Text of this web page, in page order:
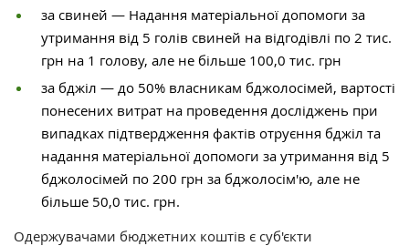
за свиней — Надання матеріальної допомоги за
утримання від 5 голів свиней на відгодівлі по 2 тис.
грн на 1 голову, але не більше 100,0 тис. грн
за бджіл — до 50% власникам бджолосімей, вартості
понесених витрат на проведення досліджень при
випадках підтвердження фактів отруєння бджіл та
надання матеріальної допомоги за утримання від 5
бджолосімей по 200 грн за бджолосім'ю, але не
більше 50,0 тис. грн.
Одержувачами бюджетних коштів є суб'єкти